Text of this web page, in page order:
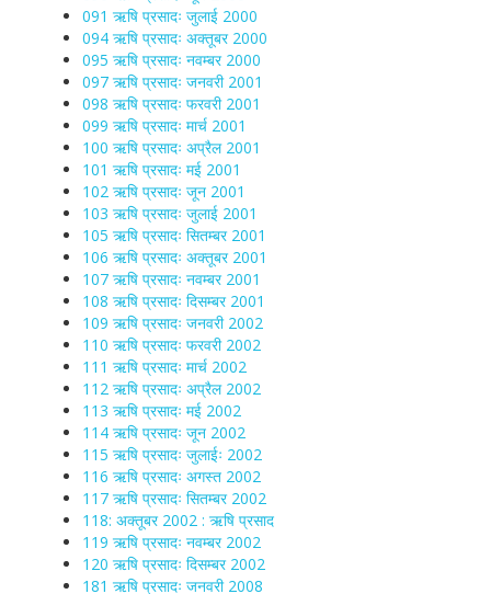
091 ऋषि प्रसादः जुलाई 2000
094 ऋषि प्रसादः अक्तूबर 2000
095 ऋषि प्रसादः नवम्बर 2000
097 ऋषि प्रसादः जनवरी 2001
098 ऋषि प्रसादः फरवरी 2001
099 ऋषि प्रसादः मार्च 2001
100 ऋषि प्रसादः अप्रैल 2001
101 ऋषि प्रसादः मई 2001
102 ऋषि प्रसादः जून 2001
103 ऋषि प्रसादः जुलाई 2001
105 ऋषि प्रसादः सितम्बर 2001
106 ऋषि प्रसादः अक्तूबर 2001
107 ऋषि प्रसादः नवम्बर 2001
108 ऋषि प्रसादः दिसम्बर 2001
109 ऋषि प्रसादः जनवरी 2002
110 ऋषि प्रसादः फरवरी 2002
111 ऋषि प्रसादः मार्च 2002
112 ऋषि प्रसादः अप्रैल 2002
113 ऋषि प्रसादः मई 2002
114 ऋषि प्रसादः जून 2002
115 ऋषि प्रसादः जुलाईः 2002
116 ऋषि प्रसादः अगस्त 2002
117 ऋषि प्रसादः सितम्बर 2002
118: अक्तूबर 2002 : ऋषि प्रसाद
119 ऋषि प्रसादः नवम्बर 2002
120 ऋषि प्रसादः दिसम्बर 2002
181 ऋषि प्रसादः जनवरी 2008